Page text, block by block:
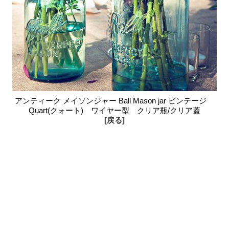
アンティーク メイソンジャー Ball Mason jar ビンテージ
Quart(クォート) ワイヤー型 クリア瓶/クリア蓋
[戻る]